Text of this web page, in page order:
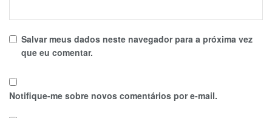
Salvar meus dados neste navegador para a próxima vez
que eu comentar.
Notifique-me sobre novos comentários por e-mail.